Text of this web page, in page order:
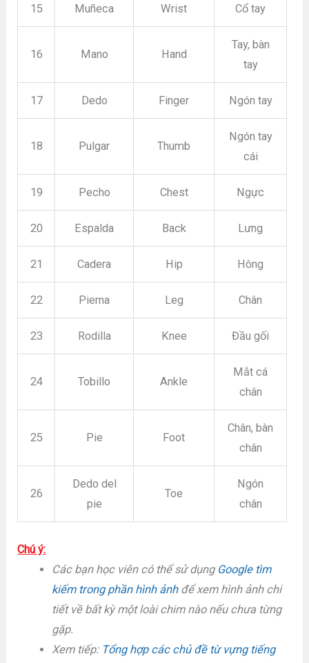
15 Muñeca Wrist Cổ tay
16 Mano Hand
Tay, bàn
tay
17 Dedo Finger Ngón tay
18 Pulgar Thumb
Ngón tay
cái
19 Pecho Chest Ngực
20 Espalda Back Lưng
21 Cadera Hip Hông
22 Pierna Leg Chân
23 Rodilla Knee Đầu gối
24 Tobillo Ankle
Mắt cá
chân
25 Pie Foot
Chân, bàn
chân
26
Dedo del
pie
Toe
Ngón
chân
Chú ý:
Các bạn học viên có thể sử dụng Google tìm
kiếm trong phần hình ảnhđể xem hình ảnh chi
tiết về bất kỳ một loài chim nào nếu chưa từng
gặp.
Xem tiếp: Tổng hợp các chủ đề từ vựng tiếng